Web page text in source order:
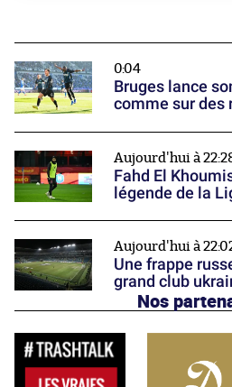
0:04
Bruges lance
comme sur des
Aujourd'hui à
Fahd El
légende de la
Aujourd'hui à
Une frappe
grand club
Nos